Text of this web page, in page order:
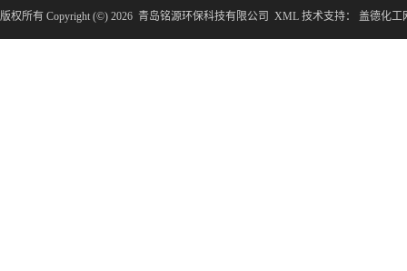
版权所有 Copyright (©) 2026 青岛铭源环保科技有限公司 XML 技术支持： 盖德化工